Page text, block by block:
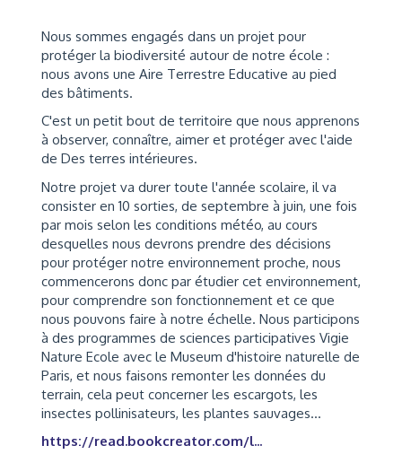
Nous sommes engagés dans un projet pour
protéger la biodiversité autour de notre école :
nous avons une Aire Terrestre Educative au pied
des bâtiments.
C'est un petit bout de territoire que nous apprenons
à observer, connaître, aimer et protéger avec l'aide
de Des terres intérieures.
Notre projet va durer toute l'année scolaire, il va
consister en 10 sorties, de septembre à juin, une fois
par mois selon les conditions météo, au cours
desquelles nous devrons prendre des décisions
pour protéger notre environnement proche, nous
commencerons donc par étudier cet environnement,
pour comprendre son fonctionnement et ce que
nous pouvons faire à notre échelle. Nous participons
à des programmes de sciences participatives Vigie
Nature Ecole avec le Museum d'histoire naturelle de
Paris, et nous faisons remonter les données du
terrain, cela peut concerner les escargots, les
insectes pollinisateurs, les plantes sauvages...
https://read.bookcreator.com/l...